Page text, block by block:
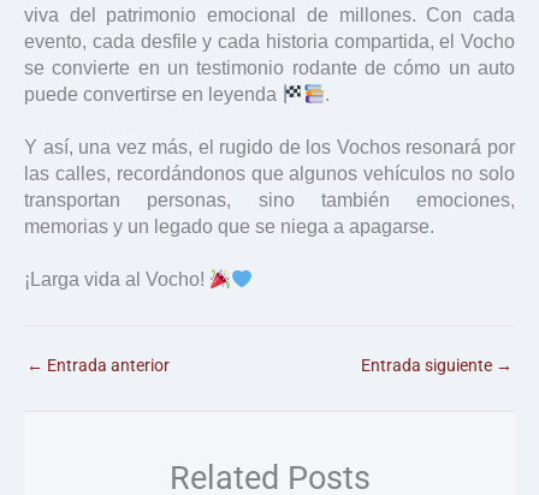
viva del patrimonio emocional de millones. Con cada
evento, cada desfile y cada historia compartida, el Vocho
se convierte en un testimonio rodante de cómo un auto
puede convertirse en leyenda
.
Y así, una vez más, el rugido de los Vochos resonará por
las calles, recordándonos que algunos vehículos no solo
transportan personas, sino también emociones,
memorias y un legado que se niega a apagarse.
¡Larga vida al Vocho!
← Entrada anterior Entrada siguiente →
Related Posts